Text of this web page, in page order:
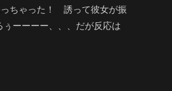
っちゃった！ 誘って彼女が振
ーーーー、、、だが反応は